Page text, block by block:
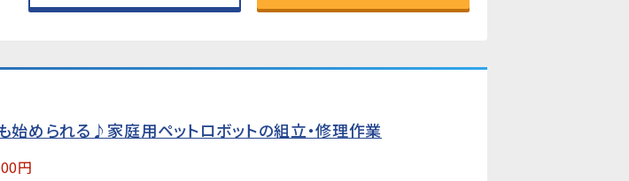
始められる♪家庭用ペットロボットの組立・修理作業
円